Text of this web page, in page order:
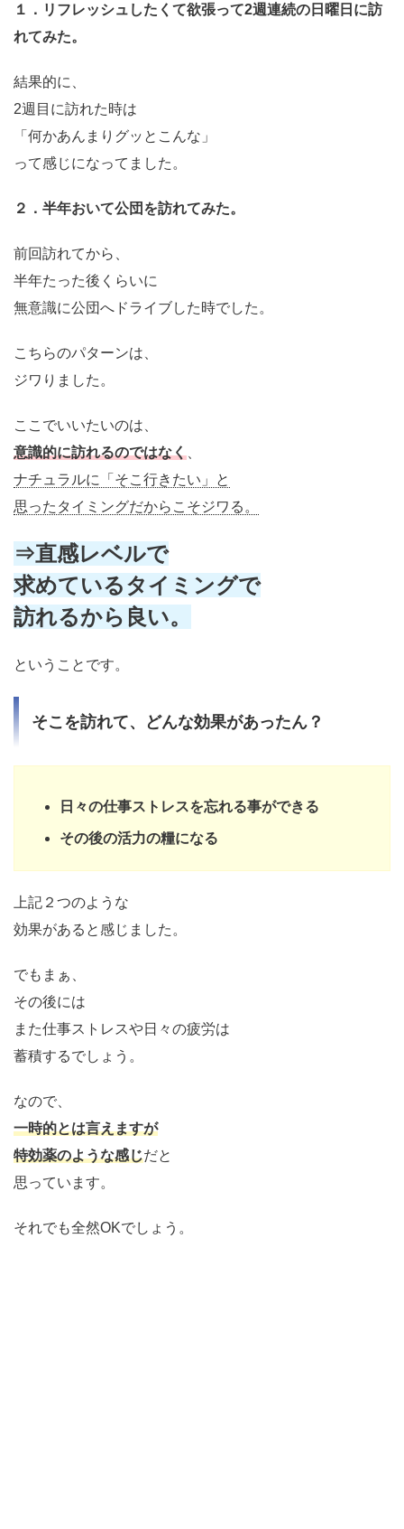
１．リフレッシュしたくて欲張って2週連続の日曜日に訪
れてみた。
結果的に、
2週目に訪れた時は
「何かあんまりグッとこんな」
って感じになってました。
２．半年おいて公団を訪れてみた。
前回訪れてから、
半年たった後くらいに
無意識に公団へドライブした時でした。
こちらのパターンは、
ジワりました。
ここでいいたいのは、
意識的に訪れるのではなく
ナチュラルに「そこ行きたい」と
思ったタイミングだからこそジワる。
⇒直感レベルで
求めているタイミングで
訪れるから良い。
ということです。
そこを訪れて、どんな効果があったん？
日々の仕事ストレスを忘れる事ができる
その後の活力の糧になる
上記２つのような
効果があると感じました。
でもまぁ、
その後には
また仕事ストレスや日々の疲労は
蓄積するでしょう。
なので、
一時的とは言えますが
特効薬のような感じだと
思っています。
それでも全然OKでしょう。